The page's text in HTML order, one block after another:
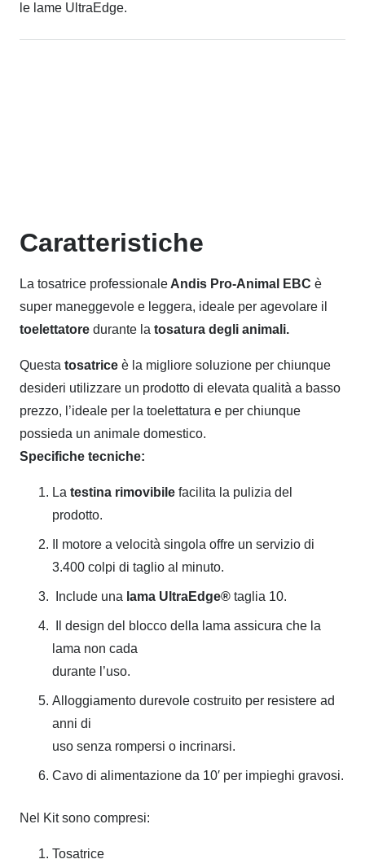
le lame UltraEdge.
Caratteristiche
La tosatrice professionale Andis Pro-Animal EBC è
super maneggevole e leggera, ideale per agevolare il
toelettatore durante la tosatura degli animali.
Questa tosatrice è la migliore soluzione per chiunque
desideri utilizzare un prodotto di elevata qualità a basso
prezzo, l’ideale per la toelettatura e per chiunque
possieda un animale domestico.
Specifiche tecniche:
La testina rimovibile facilita la pulizia del
prodotto.
Il motore a velocità singola offre un servizio di
3.400 colpi di taglio al minuto.
Include una lama UltraEdge® taglia 10.
Il design del blocco della lama assicura che la
lama non cada
durante l’uso.
Alloggiamento durevole costruito per resistere ad
anni di
uso senza rompersi o incrinarsi.
Cavo di alimentazione da 10′ per impieghi gravosi.
Nel Kit sono compresi:
Tosatrice